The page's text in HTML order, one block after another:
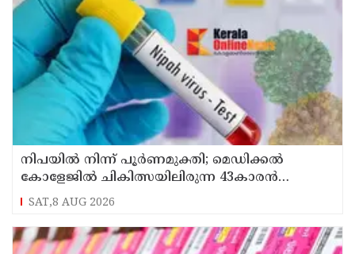
നിപയിൽ നിന്ന് പൂർണമുക്തി; മെഡിക്കൽ
കോളേജിൽ ചികിത്സയിലിരുന്ന 43കാരൻ
വീട്ടിലേക്ക് മടങ്ങി
SAT,8 AUG 2026